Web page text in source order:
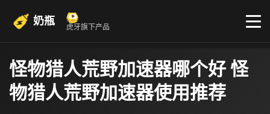
奶瓶 虎牙旗下产品
怪物猎人荒野加速器哪个好 怪
物猎人荒野加速器使用推荐